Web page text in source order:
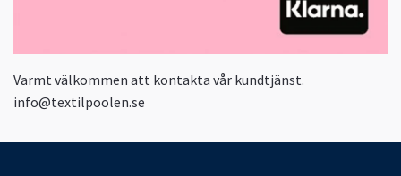
Varmt välkommen att kontakta vår kundtjänst.
info@textilpoolen.se